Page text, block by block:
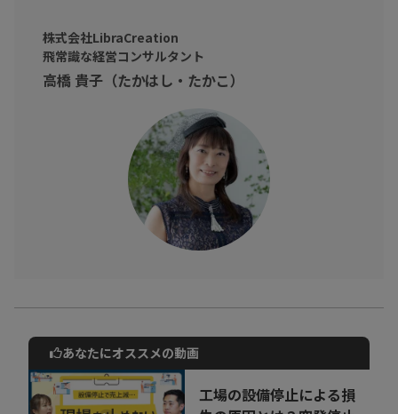
そんなビジネスパーソンに向けて
成功を妨げる思考癖を、ポジティブマインドに変換して理想の結
株式会社LibraCreation
飛常識な経営コンサルタント
高橋 貴子（たかはし・たかこ）
動画でご紹介しているサービスについて
お気軽にご相談・ご質問いただけます！
あなたにオススメの動画
工場の設備停止による損